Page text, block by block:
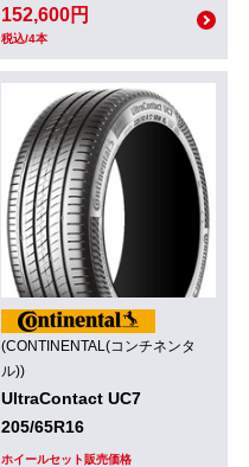
152,600円
税込/4本
(CONTINENTAL(コンチネンタ
ル))
UltraContact UC7
205/65R16
ホイールセット販売価格